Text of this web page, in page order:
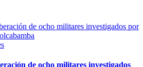
de ocho militares investigados